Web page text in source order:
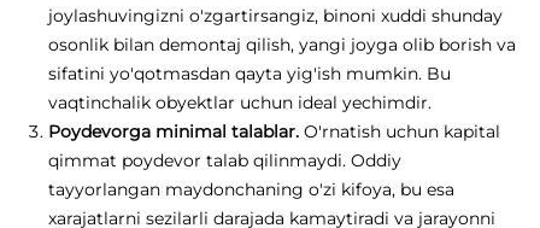
joylashuvingizni o'zgartirsangiz, binoni xuddi shunday
osonlik bilan demontaj qilish, yangi joyga olib borish va
sifatini yo'qotmasdan qayta yig'ish mumkin. Bu
vaqtinchalik obyektlar uchun ideal yechimdir.
Poydevorga minimal talablar. O'rnatish uchun kapital
qimmat poydevor talab qilinmaydi. Oddiy
tayyorlangan maydonchaning o'zi kifoya, bu esa
xarajatlarni sezilarli darajada kamaytiradi va jarayonni